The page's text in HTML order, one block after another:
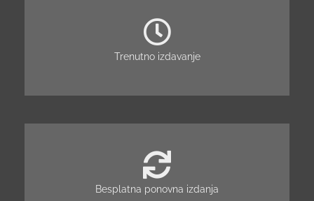
Trenutno izdavanje
Besplatna ponovna izdanja